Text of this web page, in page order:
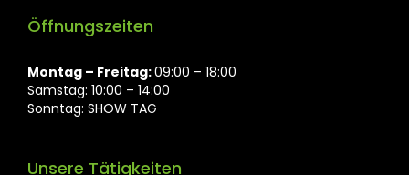
Öffnungszeiten
Montag ⁠– Freitag:09:00 – 18:00
Samstag: 10:00 – 14:00
Sonntag: SHOW TAG
Unsere Tätigkeiten